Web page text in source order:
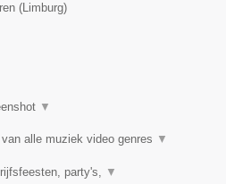
(Limburg)
▼
alle muziek video genres ▼
party's, ▼